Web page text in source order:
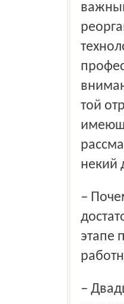
той
некий
– Почему же не задержались они у людей? Ведь
этапе
– Двадцать пять процентов акций было распределено в